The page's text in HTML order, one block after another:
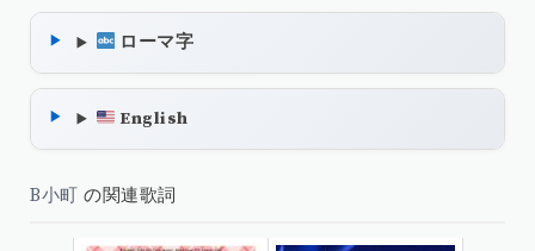
ローマ字
English
B小町 の関連歌詞